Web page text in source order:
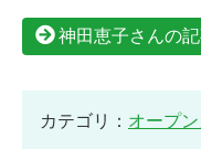
神田恵子さんの
カテゴリ： オープ